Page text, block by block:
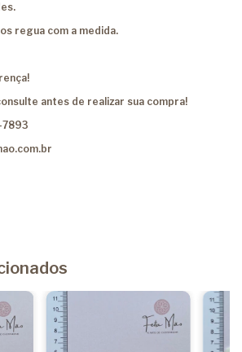
regua com a medida.
antes de realizar sua compra!